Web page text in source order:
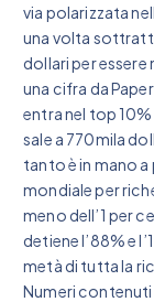
via polarizzata
una volta
dollari per
una cifra da
entra nel top
sale a 770mila
tanto è in mano
mondiale per
meno dell’1 per
detiene l’88% e
metà di tutta la
Numeri contenuti